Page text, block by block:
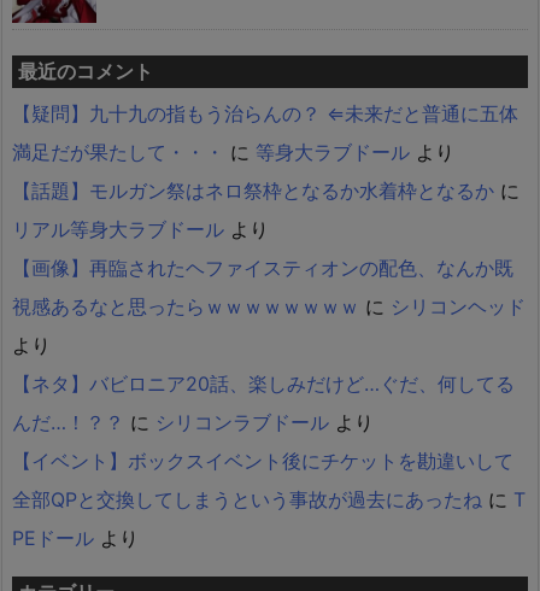
最近のコメント
【疑問】九十九の指もう治らんの？ ⇐未来だと普通に五体
満足だが果たして・・・ に 等身大ラブドール より
【話題】モルガン祭はネロ祭枠となるか水着枠となるか に
リアル等身大ラブドール より
【画像】再臨されたヘファイスティオンの配色、なんか既
視感あるなと思ったらｗｗｗｗｗｗｗｗ に シリコンヘッド
より
【ネタ】バビロニア20話、楽しみだけど…ぐだ、何してる
んだ…！？？ に シリコンラブドール より
【イベント】ボックスイベント後にチケットを勘違いして
全部QPと交換してしまうという事故が過去にあったね に T
PEドール より